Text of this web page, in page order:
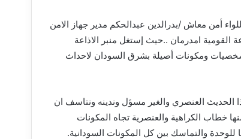
أمن معاش /بدرالدين عبدالحكم مدير جهاز الامن
القومية امدرمان ..حيث إستغل منبر الاذاعة
ومكونات أصيلة بشرق السودان لاحداث
العنصري والغير مسؤل وندينه ونتاسف ان
خطاب الكراهية والعنصرية تجاه المكونات
للوحدة والتماسك بين كل المكونات السودانية.